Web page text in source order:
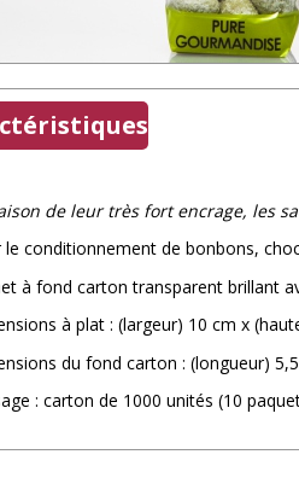
de leur très fort encrage, les
le conditionnement de bonbons,
à fond carton transparent brillant
à plat : (largeur) 10 cm x
du fond carton : (longueur)
: carton de 1000 unités (10